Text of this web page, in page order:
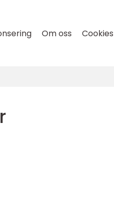
Om oss Cookies